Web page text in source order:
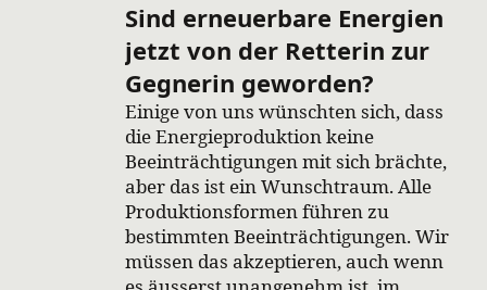
Sind erneuerbare Energien
jetzt von der Retterin zur
Gegnerin geworden?
Einige von uns wünschten sich, dass
die Energieproduktion keine
Beeinträchtigungen mit sich brächte,
aber das ist ein Wunschtraum. Alle
Produktionsformen führen zu
bestimmten Beeinträchtigungen. Wir
müssen das akzeptieren, auch wenn